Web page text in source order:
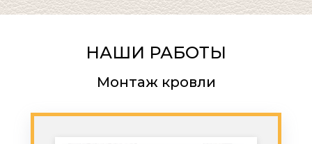
НАШИ РАБОТЫ
Монтаж кровли